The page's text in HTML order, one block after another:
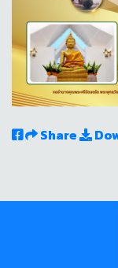
Share